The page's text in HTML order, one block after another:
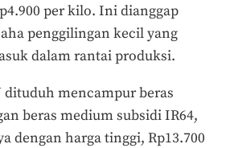
per kilo. Ini dianggap
penggilingan kecil yang
dalam rantai produksi.
dituduh mencampur beras
beras medium subsidi IR64,
dengan harga tinggi, Rp13.700